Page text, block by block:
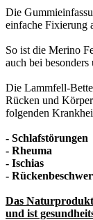
Die
einfache Fixierung
So ist die Merino
auch bei
Die Lammfell-
Rücken und
folgenden
- Schlafstörungen
- Rheuma
- Ischias
-
Das
und ist